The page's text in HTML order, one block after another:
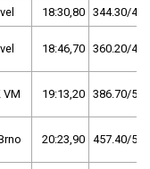
18:30,80 344.30/
18:46,70 360.20/
VM 19:13,20 386.70/
20:23,90 457.40/